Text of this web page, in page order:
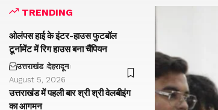
TRENDING
ओलंपस हाई के इंटर-हाउस फुटबॉल
टूर्नामेंट में रिग हाउस बना चैंपियन
उत्तराखंड देहरादून
August 5, 2026
उत्तराखंड में पहली बार श्री श्री वेलबीइंग
का आगमन